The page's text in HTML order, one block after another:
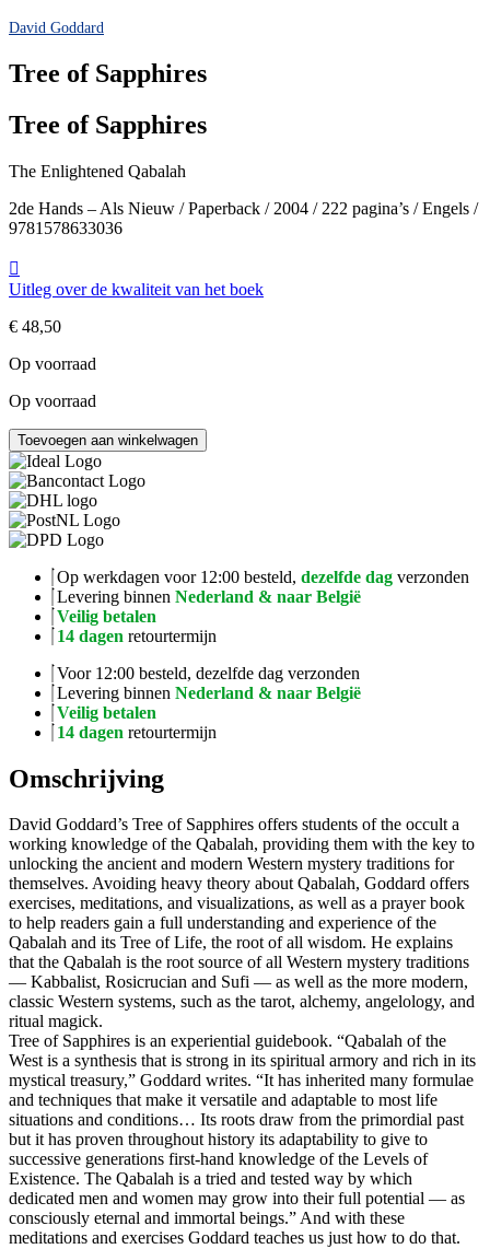
David Goddard
Tree of Sapphires
Tree of Sapphires
The Enlightened Qabalah
2de Hands – Als Nieuw / Paperback / 2004 / 222 pagina’s / Engels /
9781578633036
Uitleg over de kwaliteit van het boek
€ 48,50
Op voorraad
Op voorraad
Tree
of
Sapphires
aantal
Toevoegen aan winkelwagen
Op werkdagen voor 12:00 besteld, dezelfde dag verzonden
Levering binnen Nederland & naar België
Veilig betalen
14 dagen retourtermijn
Voor 12:00 besteld, dezelfde dag verzonden
Levering binnen Nederland & naar België
Veilig betalen
14 dagen retourtermijn
Omschrijving
David Goddard’s Tree of Sapphires offers students of the occult a
working knowledge of the Qabalah, providing them with the key to
unlocking the ancient and modern Western mystery traditions for
themselves. Avoiding heavy theory about Qabalah, Goddard offers
exercises, meditations, and visualizations, as well as a prayer book
to help readers gain a full understanding and experience of the
Qabalah and its Tree of Life, the root of all wisdom. He explains
that the Qabalah is the root source of all Western mystery traditions
— Kabbalist, Rosicrucian and Sufi — as well as the more modern,
classic Western systems, such as the tarot, alchemy, angelology, and
ritual magick.
Tree of Sapphires is an experiential guidebook. “Qabalah of the
West is a synthesis that is strong in its spiritual armory and rich in its
mystical treasury,” Goddard writes. “It has inherited many formulae
and techniques that make it versatile and adaptable to most life
situations and conditions… Its roots draw from the primordial past
but it has proven throughout history its adaptability to give to
successive generations first-hand knowledge of the Levels of
Existence. The Qabalah is a tried and tested way by which
dedicated men and women may grow into their full potential — as
consciously eternal and immortal beings.” And with these
meditations and exercises Goddard teaches us just how to do that.